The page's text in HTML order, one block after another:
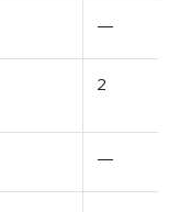
—
2
—